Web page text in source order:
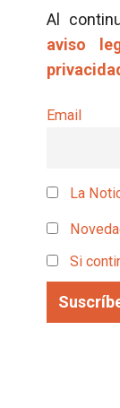
Al
aviso
Email
La
Si